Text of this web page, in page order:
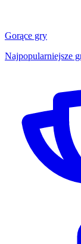
Gorące gry
Najpopularniejsze